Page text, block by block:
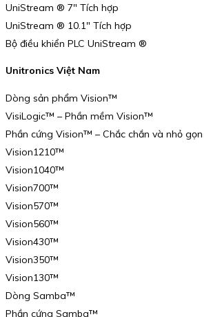
UniStream ® 7″ Tích hợp
UniStream ® 10.1″ Tích hợp
Bộ điều khiển PLC UniStream ®
Unitronics Việt Nam
Dòng sản phẩm Vision™
VisiLogic™ – Phần mềm Vision™
Phần cứng Vision™ – Chắc chắn và nhỏ gọn
Vision1210™
Vision1040™
Vision700™
Vision570™
Vision560™
Vision430™
Vision350™
Vision130™
Dòng Samba™
Phần cứng Samba™